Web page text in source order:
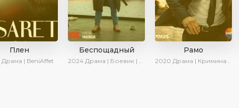
Плен
Драма | BeniAffet
Беспощадный
2024 Драма | Боевик | Новинки
Рамо
2020 Драма | Криминал | SesDizi | Ирина Котова